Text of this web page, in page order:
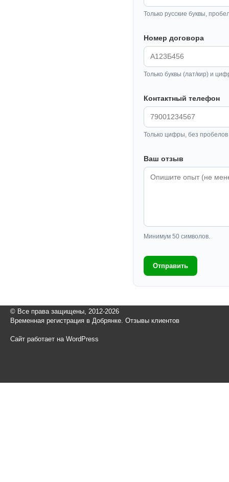
Только русские буквы,
Номер договора
Только буквы (лат/кир) и
Контактный телефон
Только цифры, без
Ваш отзыв
Минимум 50 символов.
Отправить
© Все права защищены, 2012-2026
Временная регистрация в Добрянке. Отзывы клиентов
Сайт работает на WordPress